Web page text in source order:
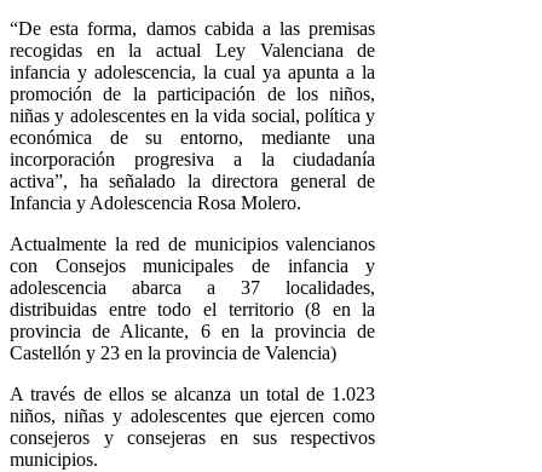
“De esta forma, damos cabida a las premisas
recogidas en la actual Ley Valenciana de
infancia y adolescencia, la cual ya apunta a la
promoción de la participación de los niños,
niñas y adolescentes en la vida social, política y
económica de su entorno, mediante una
incorporación progresiva a la ciudadanía
activa”, ha señalado la directora general de
Infancia y Adolescencia Rosa Molero.
Actualmente la red de municipios valencianos
con Consejos municipales de infancia y
adolescencia abarca a 37 localidades,
distribuidas entre todo el territorio (8 en la
provincia de Alicante, 6 en la provincia de
Castellón y 23 en la provincia de Valencia)
A través de ellos se alcanza un total de 1.023
niños, niñas y adolescentes que ejercen como
consejeros y consejeras en sus respectivos
municipios.